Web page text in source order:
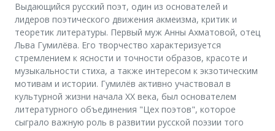
Выдающийся русский поэт, один из основателей и
лидеров поэтического движения акмеизма, критик и
теоретик литературы. Первый муж Анны Ахматовой, отец
Льва Гумилёва. Его творчество характеризуется
стремлением к ясности и точности образов, красоте и
музыкальности стиха, а также интересом к экзотическим
мотивам и истории. Гумилёв активно участвовал в
культурной жизни начала XX века, был основателем
литературного объединения "Цех поэтов", которое
сыграло важную роль в развитии русской поэзии того